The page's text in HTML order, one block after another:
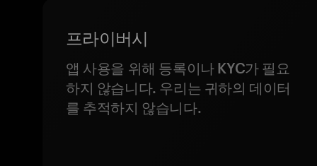
프라이버시
앱 사용을 위해 등록이나 KYC가 필요
하지 않습니다. 우리는 귀하의 데이터
를 추적하지 않습니다.